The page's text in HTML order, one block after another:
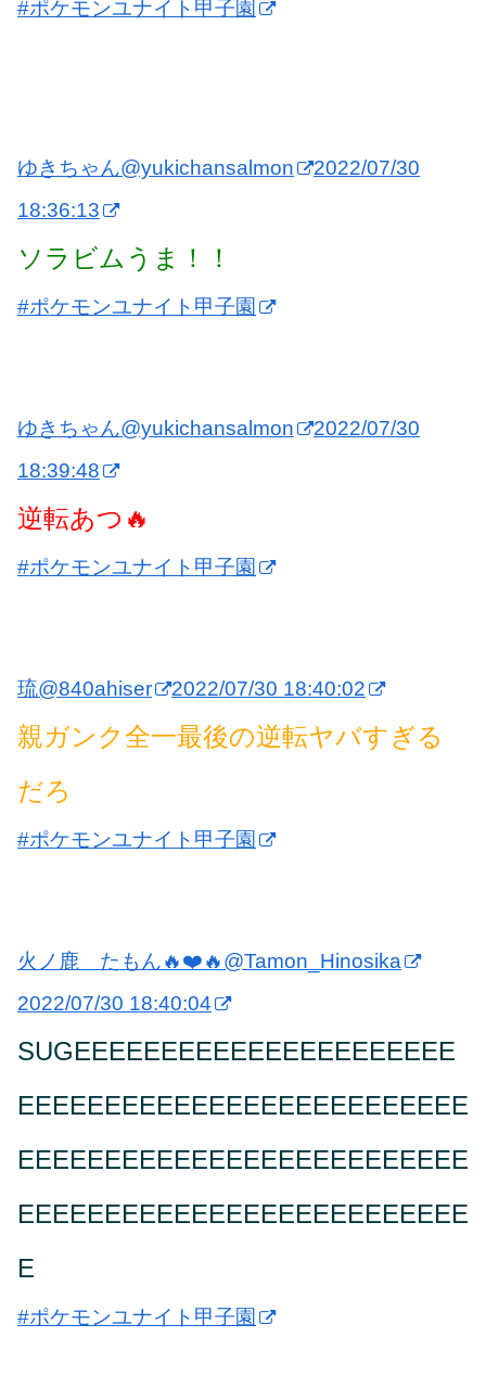
#ポケモンユナイト甲子園
ゆきちゃん@yukichansalmon
2022/07/30
18:36:13
ソラビムうま！！
#ポケモンユナイト甲子園
ゆきちゃん@yukichansalmon
2022/07/30
18:39:48
逆転あつ🔥
#ポケモンユナイト甲子園
琉@840ahiser 2022/07/30 18:40:02
親ガンク全一最後の逆転ヤバすぎる
だろ
#ポケモンユナイト甲子園
火ノ鹿 たもん🔥❤️🔥@Tamon_Hinosika
2022/07/30 18:40:04
SUGEEEEEEEEEEEEEEEEEEEEEE
EEEEEEEEEEEEEEEEEEEEEEEEEE
EEEEEEEEEEEEEEEEEEEEEEEEEE
EEEEEEEEEEEEEEEEEEEEEEEEEE
E
#ポケモンユナイト甲子園